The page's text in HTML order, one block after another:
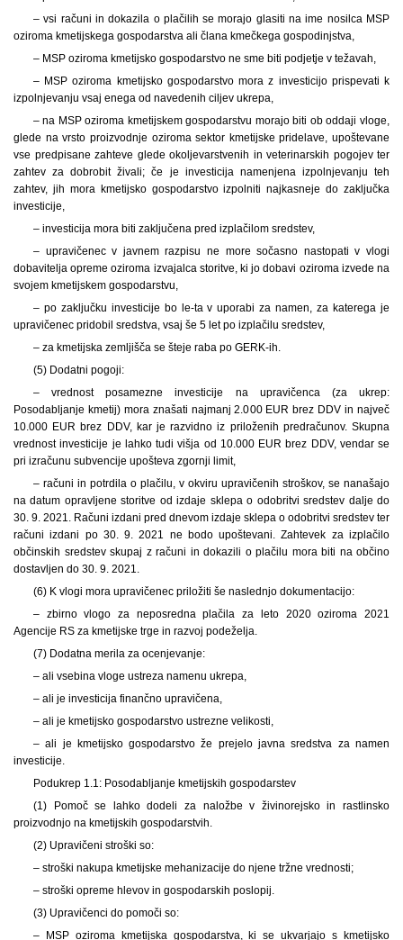
– vsi računi in dokazila o plačilih se morajo glasiti na ime nosilca MSP
oziroma kmetijskega gospodarstva ali člana kmečkega gospodinjstva,
– MSP oziroma kmetijsko gospodarstvo ne sme biti podjetje v težavah,
– MSP oziroma kmetijsko gospodarstvo mora z investicijo prispevati k
izpolnjevanju vsaj enega od navedenih ciljev ukrepa,
– na MSP oziroma kmetijskem gospodarstvu morajo biti ob oddaji vloge,
glede na vrsto proizvodnje oziroma sektor kmetijske pridelave, upoštevane
vse predpisane zahteve glede okoljevarstvenih in veterinarskih pogojev ter
zahtev za dobrobit živali; če je investicija namenjena izpolnjevanju teh
zahtev, jih mora kmetijsko gospodarstvo izpolniti najkasneje do zaključka
investicije,
– investicija mora biti zaključena pred izplačilom sredstev,
– upravičenec v javnem razpisu ne more sočasno nastopati v vlogi
dobavitelja opreme oziroma izvajalca storitve, ki jo dobavi oziroma izvede na
svojem kmetijskem gospodarstvu,
– po zaključku investicije bo le-ta v uporabi za namen, za katerega je
upravičenec pridobil sredstva, vsaj še 5 let po izplačilu sredstev,
– za kmetijska zemljišča se šteje raba po GERK-ih.
(5) Dodatni pogoji:
– vrednost posamezne investicije na upravičenca (za ukrep:
Posodabljanje kmetij) mora znašati najmanj 2.000 EUR brez DDV in največ
10.000 EUR brez DDV, kar je razvidno iz priloženih predračunov. Skupna
vrednost investicije je lahko tudi višja od 10.000 EUR brez DDV, vendar se
pri izračunu subvencije upošteva zgornji limit,
– računi in potrdila o plačilu, v okviru upravičenih stroškov, se nanašajo
na datum opravljene storitve od izdaje sklepa o odobritvi sredstev dalje do
30. 9. 2021. Računi izdani pred dnevom izdaje sklepa o odobritvi sredstev ter
računi izdani po 30. 9. 2021 ne bodo upoštevani. Zahtevek za izplačilo
občinskih sredstev skupaj z računi in dokazili o plačilu mora biti na občino
dostavljen do 30. 9. 2021.
(6) K vlogi mora upravičenec priložiti še naslednjo dokumentacijo:
– zbirno vlogo za neposredna plačila za leto 2020 oziroma 2021
Agencije RS za kmetijske trge in razvoj podeželja.
(7) Dodatna merila za ocenjevanje:
– ali vsebina vloge ustreza namenu ukrepa,
– ali je investicija finančno upravičena,
– ali je kmetijsko gospodarstvo ustrezne velikosti,
– ali je kmetijsko gospodarstvo že prejelo javna sredstva za namen
investicije.
Podukrep 1.1: Posodabljanje kmetijskih gospodarstev
(1) Pomoč se lahko dodeli za naložbe v živinorejsko in rastlinsko
proizvodnjo na kmetijskih gospodarstvih.
(2) Upravičeni stroški so:
– stroški nakupa kmetijske mehanizacije do njene tržne vrednosti;
– stroški opreme hlevov in gospodarskih poslopij.
(3) Upravičenci do pomoči so:
– MSP oziroma kmetijska gospodarstva, ki se ukvarjajo s kmetijsko